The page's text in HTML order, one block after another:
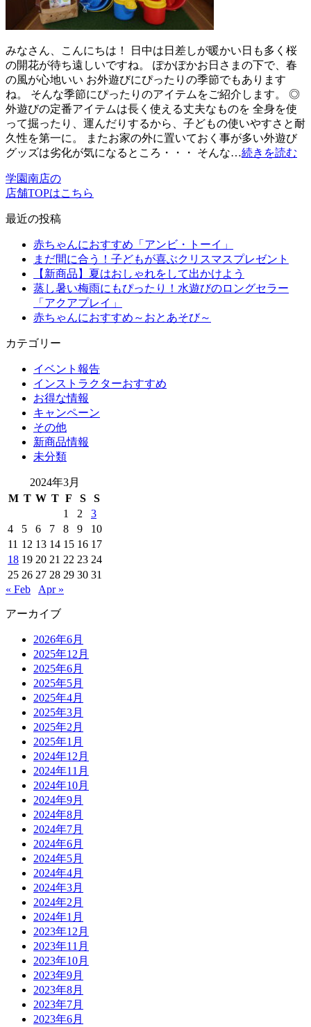
みなさん、こんにちは！ 日中は日差しが暖かい日も多く桜
の開花が待ち遠しいですね。 ぽかぽかお日さまの下で、春
の風が心地いい お外遊びにぴったりの季節でもあります
ね。 そんな季節にぴったりのアイテムをご紹介します。 ◎
外遊びの定番アイテムは長く使える丈夫なものを 全身を使
って掘ったり、運んだりするから、子どもの使いやすさと耐
久性を第一に。 またお家の外に置いておく事が多い外遊び
グッズは劣化が気になるところ・・・ そんな…続きを読む
学園南店の
店舗TOPはこちら
最近の投稿
赤ちゃんにおすすめ「アンビ・トーイ」
まだ間に合う！子どもが喜ぶクリスマスプレゼント
【新商品】夏はおしゃれをして出かけよう
蒸し暑い梅雨にもぴったり！水遊びのロングセラー
「アクアプレイ」
赤ちゃんにおすすめ～おとあそび～
カテゴリー
イベント報告
インストラクターおすすめ
お得な情報
キャンペーン
その他
新商品情報
未分類
2024年3月
M T W T F S
S
1
2
3
4
5 6 7 8 9
10
11 12 13 14 15 16 17
18 19 20 21 22 23 24
25 26 27 28 29 30 31
« Feb
Apr »
アーカイブ
2026年6月
2025年12月
2025年6月
2025年5月
2025年4月
2025年3月
2025年2月
2025年1月
2024年12月
2024年11月
2024年10月
2024年9月
2024年8月
2024年7月
2024年6月
2024年5月
2024年4月
2024年3月
2024年2月
2024年1月
2023年12月
2023年11月
2023年10月
2023年9月
2023年8月
2023年7月
2023年6月